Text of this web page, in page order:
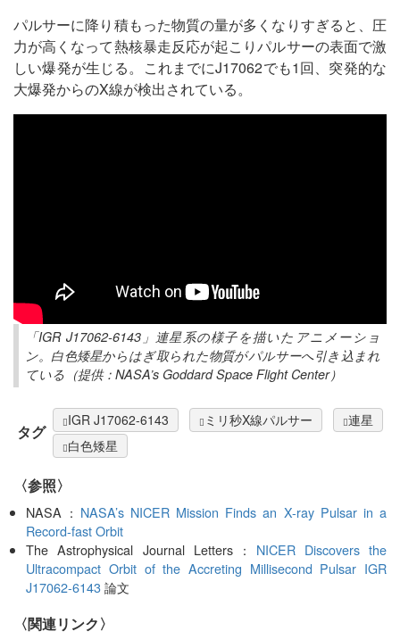
パルサーに降り積もった物質の量が多くなりすぎると、圧
力が高くなって熱核暴走反応が起こりパルサーの表面で激
しい爆発が生じる。これまでにJ17062でも1回、突発的な
大爆発からのX線が検出されている。
「IGR J17062-6143」連星系の様子を描いたアニメーショ
ン。白色矮星からはぎ取られた物質がパルサーへ引き込まれ
ている（提供：NASA’s Goddard Space Flight Center）
タグ
IGR J17062-6143 ミリ秒X線パルサー
連星
白色矮星
〈参照〉
NASA： NASA’s NICER Mission Finds an X-ray Pulsar in a
Record-fast Orbit
The Astrophysical Journal Letters： NICER Discovers the
Ultracompact Orbit of the Accreting Millisecond Pulsar IGR
J17062-6143論文
〈関連リンク〉